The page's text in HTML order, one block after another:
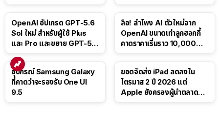
OpenAI อัปเกรด GPT-5.6
Sol ใหม่ สำหรับผู้ใช้ Plus
และ Pro และขยาย GPT-5.6
ลือ! ลำโพง AI ตัวใหม่จาก
OpenAI ขนาดเท่าลูกฮอกกี้
คาดราคาเริ่มราว 10,000
อุปกรณ์ Samsung Galaxy
ที่คาดว่าจะรองรับ One UI
9.5
ยอดจัดส่ง iPad ลดลงใน
ไตรมาส 2 ปี 2026 แต่
Apple ยังครองผู้นำตลาด